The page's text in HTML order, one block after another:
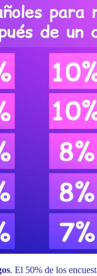
. El 50% de los